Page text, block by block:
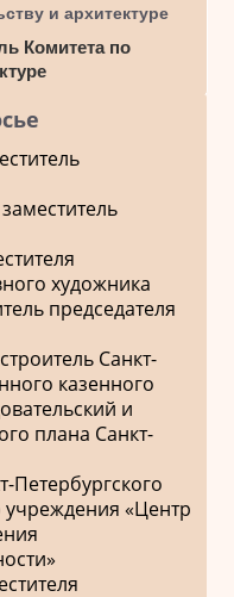
и архитектуре
Комитета по
художника
председателя
Санкт-
казенного
и
плана Санкт-
Петербургского
учреждения «Центр